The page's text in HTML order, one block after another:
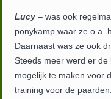
Lucy– was ook
ponykamp waar ze o.a.
Daarnaast was ze ook
Steeds meer werd er
mogelijk te maken voor
training voor de